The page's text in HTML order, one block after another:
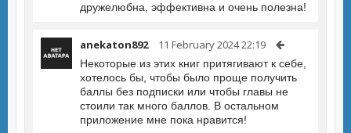
дружелюбна, эффективна и очень полезна!
anekaton892 11 February 2024 22:19
Некоторые из этих книг притягивают к себе,
хотелось бы, чтобы было проще получить
баллы без подписки или чтобы главы не
стоили так много баллов. В остальном
приложение мне пока нравится!